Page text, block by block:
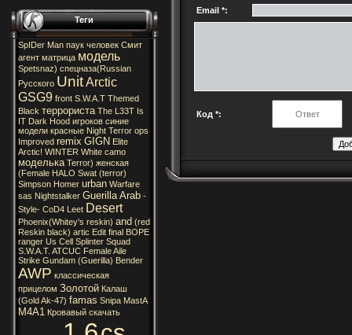
Теги
SpIDer Man паук человек Смит
агент матрица модель
Spetsnaz) спецназа(Russian
Русского UnitArctic
GSG9 front S.W.A.T Themed
Black террориста The L33T Is
IT Dark Hood игроков синие
модели красные Night Terror ops
Improved remix GIGN Elite
Arctic! WINTER White camo
моделька Terror) женская
(Female HALO Swat (terror)
Simpson Homer urban Warfare
sas Nightstalker Guerilla Arab -
Style- CoD4 Leet Desert
Phoenix(Whitey's reskin) and (red
Reskin black) artic Edit final BOPE
ranger Us Cell Splinter Squad
S.W.A.T. ATCUC FemaleAile
Strike Gundam (Guerilla) Bender
AWP классическая
прицелом Золотой Калаш
(GoldAk-47) famas Snipa MastA
M4A1 Кровавый скачать
Email *:
Код *: